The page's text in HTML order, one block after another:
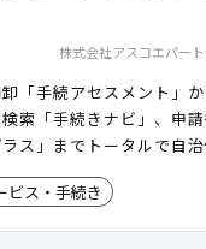
株式会社アスコエパー
「手続アセスメント」か
索「手続きナビ」、申請
ス」までトータルで自治
ォームです。
ビス・手続き